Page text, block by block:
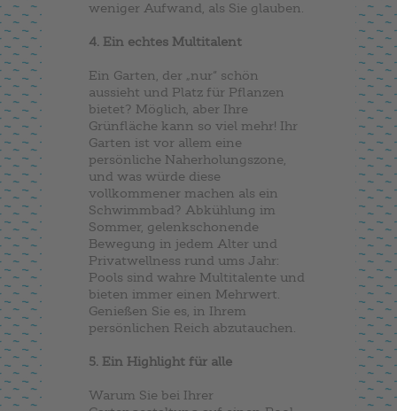
weniger Aufwand, als Sie glauben.
4. Ein echtes Multitalent
Ein Garten, der „nur“ schön
aussieht und Platz für Pflanzen
bietet? Möglich, aber Ihre
Grünfläche kann so viel mehr! Ihr
Garten ist vor allem eine
persönliche Naherholungszone,
und was würde diese
vollkommener machen als ein
Schwimmbad? Abkühlung im
Sommer, gelenkschonende
Bewegung in jedem Alter und
Privatwellness rund ums Jahr:
Pools sind wahre Multitalente und
bieten immer einen Mehrwert.
Genießen Sie es, in Ihrem
persönlichen Reich abzutauchen.
5. Ein Highlight für alle
Warum Sie bei Ihrer